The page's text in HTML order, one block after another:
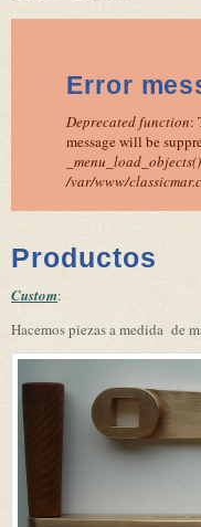
Error
Deprecated function:
message will be
_menu_load_objects()
/var/www/
Productos
Custom:
Hacemospiezasa medida de